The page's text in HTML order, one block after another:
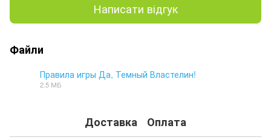
Написати відгук
Файли
Правила игры Да, Темный Властелин!
2.5 МБ
Доставка Оплата